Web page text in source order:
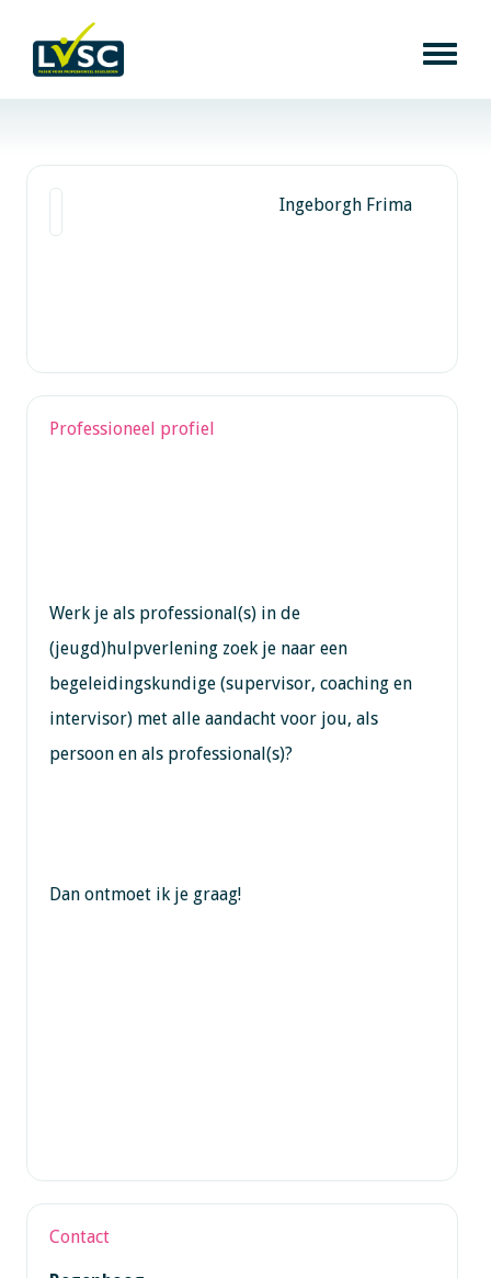
Ingeborgh Frima
Professioneel profiel
Werk je als professional(s) in de
(jeugd)hulpverlening zoek je naar een
begeleidingskundige (supervisor, coaching en
intervisor) met alle aandacht voor jou, als
persoon en als professional(s)?
Dan ontmoet ik je graag!
Contact